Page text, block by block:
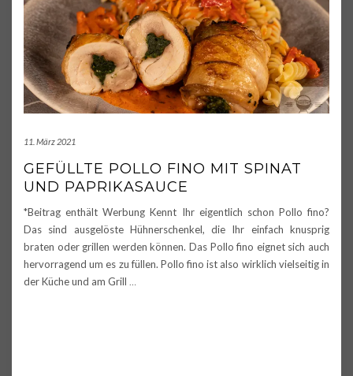
11. März 2021
GEFÜLLTE POLLO FINO MIT SPINAT
UND PAPRIKASAUCE
*Beitrag enthält Werbung Kennt Ihr eigentlich schon Pollo fino?
Das sind ausgelöste Hühnerschenkel, die Ihr einfach knusprig
braten oder grillen werden können. Das Pollo fino eignet sich auch
hervorragend um es zu füllen. Pollo fino ist also wirklich vielseitig in
der Küche und am Grill …